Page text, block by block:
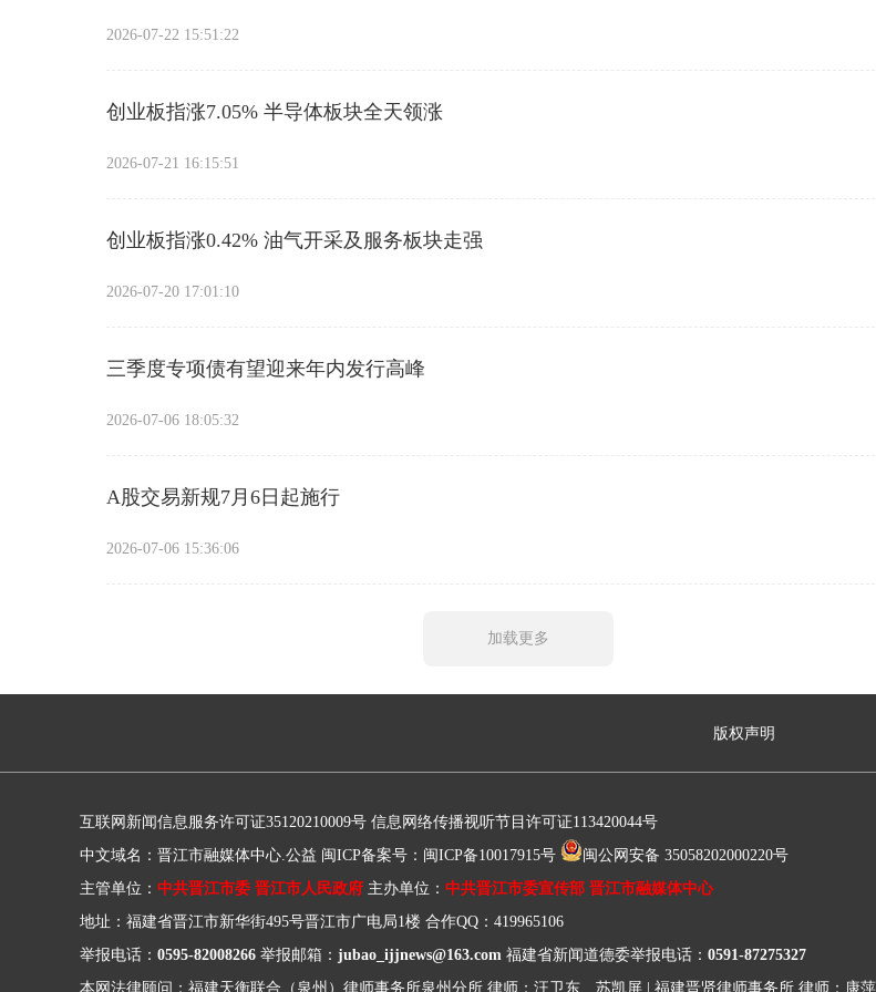
2026-07-22 15:51:22
创业板指涨7.05% 半导体板块全天领涨
2026-07-21 16:15:51
创业板指涨0.42% 油气开采及服务板块走强
2026-07-20 17:01:10
三季度专项债有望迎来年内发行高峰
2026-07-06 18:05:32
A股交易新规7月6日起施行
2026-07-06 15:36:06
加载更多
版权声明
互联网新闻信息服务许可证35120210009号 信息网络传播视听节目许可证113420044号
中文域名：晋江市融媒体中心.公益 闽ICP备案号：闽ICP备10017915号
闽公网安备 35058202000220号
主管单位： 中共晋江市委 晋江市人民政府 主办单位： 中共晋江市委宣传部 晋江市融媒体中心
地址：福建省晋江市新华街495号晋江市广电局1楼 合作QQ：419965106
举报电话： 0595-82008266 举报邮箱： jubao_ijjnews@163.com 福建省新闻道德委举报电话： 0591-87275327
本网法律顾问：福建天衡联合（泉州）律师事务所泉州分所 律师：汪卫东、苏凯屏 福建晋贤律师事务所 律师：康